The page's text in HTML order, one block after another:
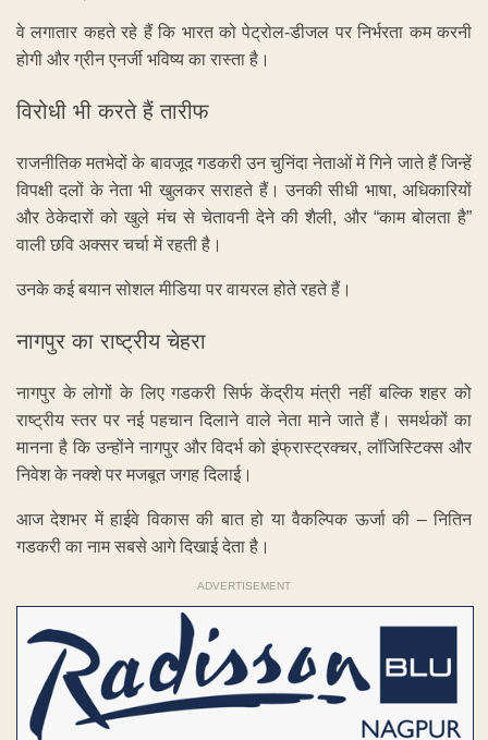
वे लगातार कहते रहे हैं कि भारत को पेट्रोल-डीजल पर निर्भरता कम करनी
होगी और ग्रीन एनर्जी भविष्य का रास्ता है।
विरोधी भी करते हैं तारीफ
राजनीतिक मतभेदों के बावजूद गडकरी उन चुनिंदा नेताओं में गिने जाते हैं जिन्हें
विपक्षी दलों के नेता भी खुलकर सराहते हैं। उनकी सीधी भाषा, अधिकारियों
और ठेकेदारों को खुले मंच से चेतावनी देने की शैली, और “काम बोलता है”
वाली छवि अक्सर चर्चा में रहती है।
उनके कई बयान सोशल मीडिया पर वायरल होते रहते हैं।
नागपुर का राष्ट्रीय चेहरा
नागपुर के लोगों के लिए गडकरी सिर्फ केंद्रीय मंत्री नहीं बल्कि शहर को
राष्ट्रीय स्तर पर नई पहचान दिलाने वाले नेता माने जाते हैं। समर्थकों का
मानना है कि उन्होंने नागपुर और विदर्भ को इंफ्रास्ट्रक्चर, लॉजिस्टिक्स और
निवेश के नक्शे पर मजबूत जगह दिलाई।
आज देशभर में हाईवे विकास की बात हो या वैकल्पिक ऊर्जा की – नितिन
गडकरी का नाम सबसे आगे दिखाई देता है।
ADVERTISEMENT